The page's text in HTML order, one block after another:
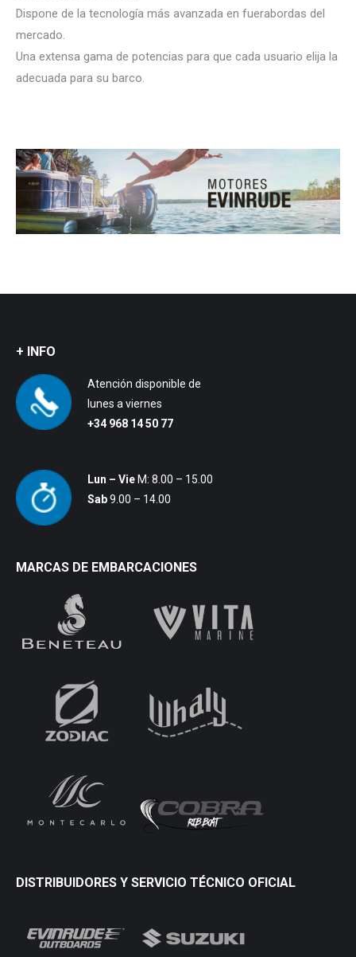
Dispone de la tecnología más avanzada en fuerabordas del
mercado.
Una extensa gama de potencias para que cada usuario elija la
adecuada para su barco.
+ INFO
Atención disponible de
lunes a viernes
+34 968 14 50 77
Lun – Vie M: 8.00 – 15.00
Sab9.00 – 14.00
MARCAS DE EMBARCACIONES
DISTRIBUIDORES Y SERVICIO TÉCNICO OFICIAL